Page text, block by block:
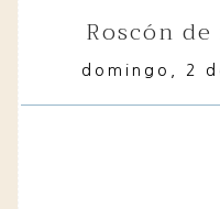
roscón
domingo, 2